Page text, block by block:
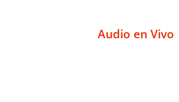
Audio en Vivo